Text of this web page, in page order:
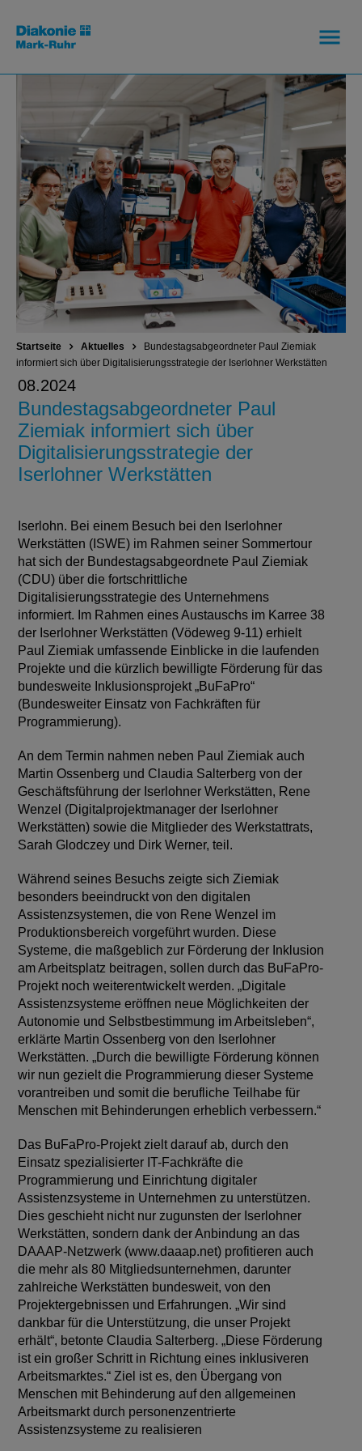
Startseite Aktuelles
Bundestagsabgeordneter Paul Ziemiak
informiert sich über Digitalisierungsstrategie der Iserlohner Werkstätten
08.2024
Bundestagsabgeordneter Paul
Ziemiak informiert sich über
Digitalisierungsstrategie der
Iserlohner Werkstätten
Iserlohn. Bei einem Besuch bei den Iserlohner
Werkstätten (ISWE) im Rahmen seiner Sommertour
hat sich der Bundestagsabgeordnete Paul Ziemiak
(CDU) über die fortschrittliche
Digitalisierungsstrategie des Unternehmens
informiert. Im Rahmen eines Austauschs im Karree 38
der Iserlohner Werkstätten (Vödeweg 9-11) erhielt
Paul Ziemiak umfassende Einblicke in die laufenden
Projekte und die kürzlich bewilligte Förderung für das
bundesweite Inklusionsprojekt „BuFaPro“
(Bundesweiter Einsatz von Fachkräften für
Programmierung).
An dem Termin nahmen neben Paul Ziemiak auch
Martin Ossenberg und Claudia Salterberg von der
Geschäftsführung der Iserlohner Werkstätten, Rene
Wenzel (Digitalprojektmanager der Iserlohner
Werkstätten) sowie die Mitglieder des Werkstattrats,
Sarah Glodczey und Dirk Werner, teil.
Während seines Besuchs zeigte sich Ziemiak
besonders beeindruckt von den digitalen
Assistenzsystemen, die von Rene Wenzel im
Produktionsbereich vorgeführt wurden. Diese
Systeme, die maßgeblich zur Förderung der Inklusion
am Arbeitsplatz beitragen, sollen durch das BuFaPro-
Projekt noch weiterentwickelt werden. „Digitale
Assistenzsysteme eröffnen neue Möglichkeiten der
Autonomie und Selbstbestimmung im Arbeitsleben“,
erklärte Martin Ossenberg von den Iserlohner
Werkstätten. „Durch die bewilligte Förderung können
wir nun gezielt die Programmierung dieser Systeme
vorantreiben und somit die berufliche Teilhabe für
Menschen mit Behinderungen erheblich verbessern.“
Das BuFaPro-Projekt zielt darauf ab, durch den
Einsatz spezialisierter IT-Fachkräfte die
Programmierung und Einrichtung digitaler
Assistenzsysteme in Unternehmen zu unterstützen.
Dies geschieht nicht nur zugunsten der Iserlohner
Werkstätten, sondern dank der Anbindung an das
DAAAP-Netzwerk (www.daaap.net) profitieren auch
die mehr als 80 Mitgliedsunternehmen, darunter
zahlreiche Werkstätten bundesweit, von den
Projektergebnissen und Erfahrungen. „Wir sind
dankbar für die Unterstützung, die unser Projekt
erhält“, betonte Claudia Salterberg. „Diese Förderung
ist ein großer Schritt in Richtung eines inklusiveren
Arbeitsmarktes.“ Ziel ist es, den Übergang von
Menschen mit Behinderung auf den allgemeinen
Arbeitsmarkt durch personenzentrierte
Assistenzsysteme zu realisieren